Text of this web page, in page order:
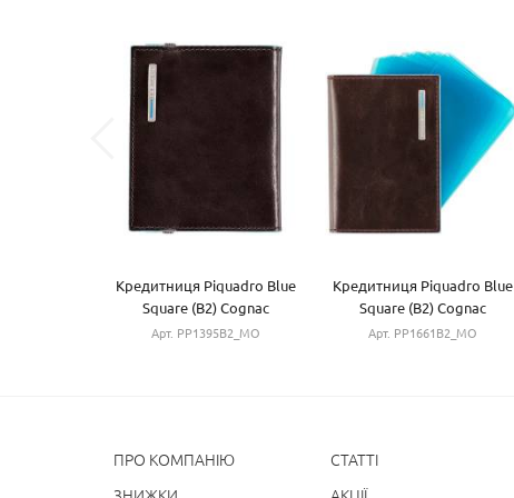
Кредитниця Piquadro Blue
Square (B2) Cognac
PP1395B2_MO
Арт. PP1395B2_MO
Кредитниця Piquadro Blue
Square (B2) Cognac
PP1661B2_MO
Арт. PP1661B2_MO
ПРО КОМПАНІЮ
СТАТТІ